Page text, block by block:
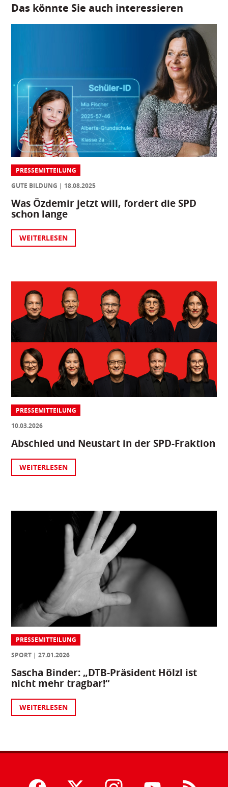
Das könnte Sie auch interessieren
PRESSEMITTEILUNG
GUTE BILDUNG
18.08.2025
Was Özdemir jetzt will, fordert die SPD
schon lange
WEITERLESEN
PRESSEMITTEILUNG
10.03.2026
Abschied und Neustart in der SPD-Fraktion
WEITERLESEN
PRESSEMITTEILUNG
SPORT
27.01.2026
Sascha Binder: „DTB-Präsident Hölzl ist
nicht mehr tragbar!“
WEITERLESEN